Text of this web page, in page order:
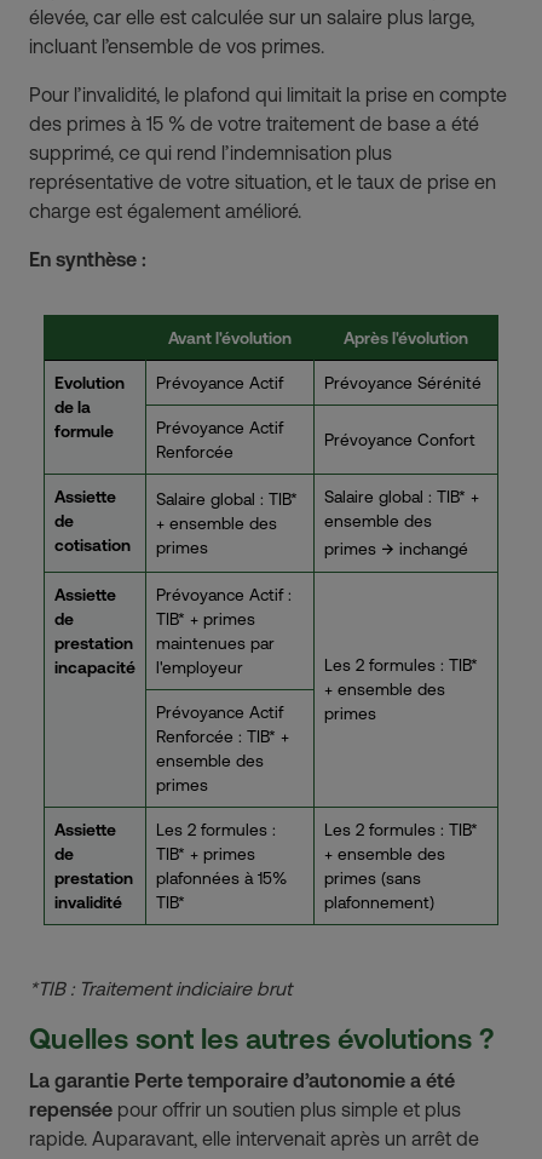
élevée, car elle est calculée sur un salaire plus large,
incluant l’ensemble de vos primes.
Pour l’invalidité, le plafond qui limitait la prise en compte
des primes à 15 % de votre traitement de base a été
supprimé, ce qui rend l’indemnisation plus
représentative de votre situation, et le taux de prise en
charge est également amélioré.
En synthèse :
Avant l'évolution Après l'évolution
Evolution
de la
formule
Prévoyance Actif Prévoyance Sérénité
Prévoyance Actif
Renforcée
Prévoyance Confort
Assiette
de
cotisation
Salaire global : TIB*
+ ensemble des
primes
Salaire global : TIB* +
ensemble des
primes → inchangé
Assiette
de
prestation
incapacité
Prévoyance Actif :
TIB* + primes
maintenues par
l'employeur
Les 2 formules : TIB*
+ ensemble des
primes
Prévoyance Actif
Renforcée : TIB* +
ensemble des
primes
Assiette
de
prestation
invalidité
Les 2 formules :
TIB* + primes
plafonnées à 15%
TIB*
Les 2 formules : TIB*
+ ensemble des
primes (sans
plafonnement)
*TIB : Traitement indiciaire brut
Quelles sont les autres évolutions ?
La garantie Perte temporaire d’autonomie a été
repensée pour offrir un soutien plus simple et plus
rapide. Auparavant, elle intervenait après un arrêt de